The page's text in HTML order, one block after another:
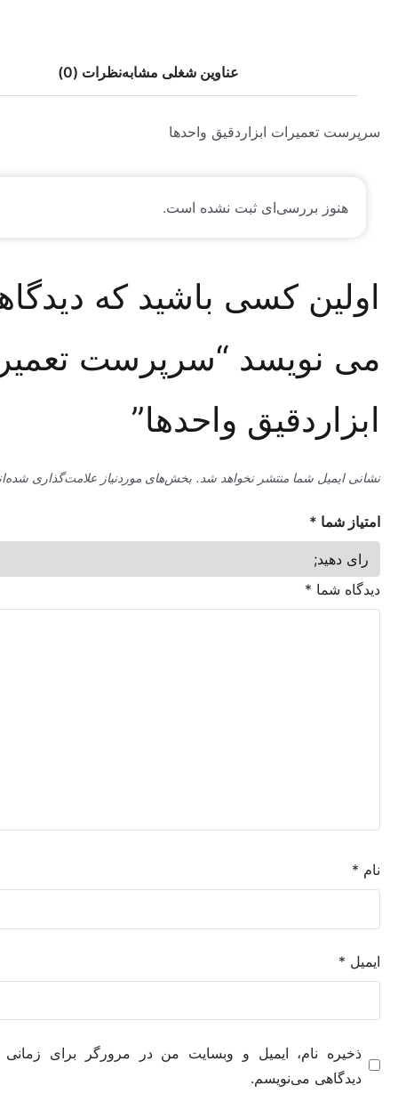
عناوین شغلی مشابهنظرات (0)
ابزاردقیق واحدها
بررسی‌ای ثبت نشده است.
کسی باشید که دیدگاهی
“سرپرست تعمیرات
واحدها”
شما منتشر نخواهد شد. بخش‌های موردنیاز علامت‌گذاری شده‌اند*
*
*
نام، ایمیل و وبسایت من در مرورگر برای زمانی که دوباره
می‌نویسم.